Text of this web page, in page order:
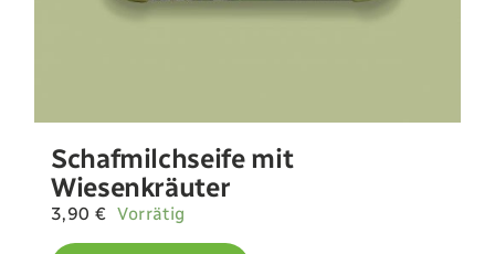
Schafmilchseife mit
Wiesenkräuter
3,90 € Vorrätig